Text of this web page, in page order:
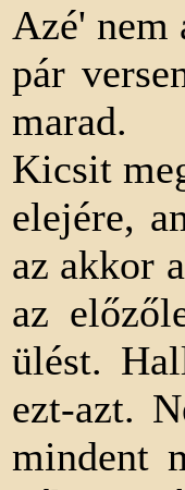
Azé' nem
pár
marad.
Kicsit
elejére,
az akkor
az
ülést.
ezt-azt.
mindent